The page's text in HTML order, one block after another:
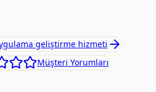
geliştirme hizmeti
Müşteri Yorumları